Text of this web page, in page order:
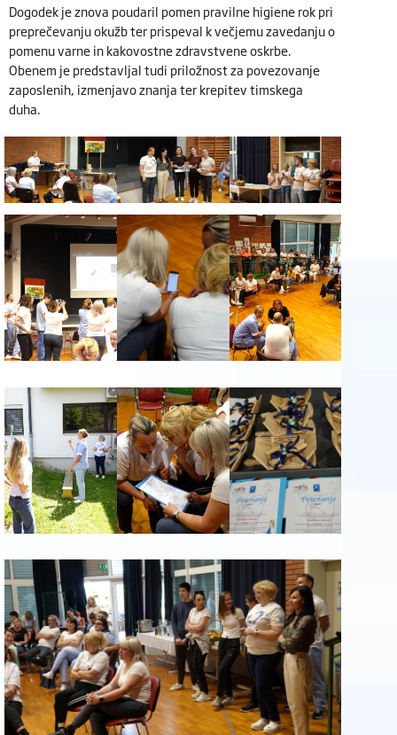
Dogodek je znova poudaril pomen pravilne higiene rok pri
preprečevanju okužb ter prispeval k večjemu zavedanju o
pomenu varne in kakovostne zdravstvene oskrbe.
Obenem je predstavljal tudi priložnost za povezovanje
zaposlenih, izmenjavo znanja ter krepitev timskega
duha.